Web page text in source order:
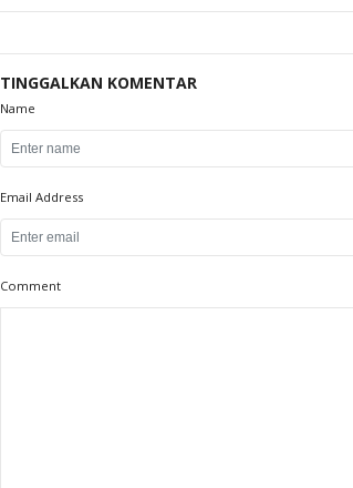
TINGGALKAN KOMENTAR
Name
Email Address
Comment